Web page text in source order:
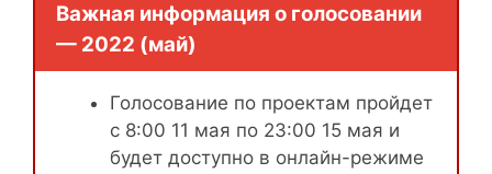
Важная информация о голосовании
— 2022 (май)
Голосование по проектам пройдет
с 8:00 11 мая по 23:00 15 мая и
будет доступно в онлайн-режиме